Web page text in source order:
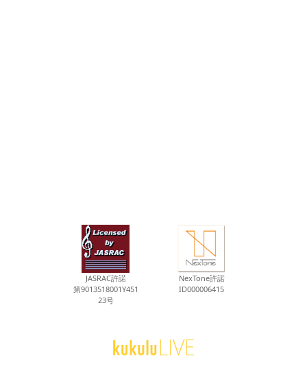
JASRAC許諾
第9013518001Y451
23号
NexTone許諾
ID000006415